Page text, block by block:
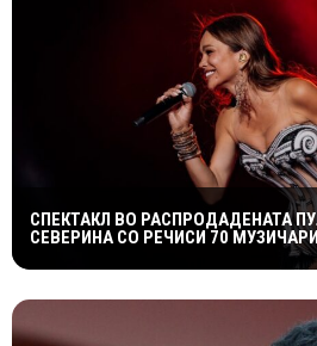
СПЕКТАКЛ ВО РАСПРОДАДЕНАТА
СЕВЕРИНА СО РЕЧИСИ 70